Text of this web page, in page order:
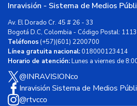
Inravisión - Sistema de Medios
Av. El Dorado Cr. 45 # 26 - 33
Bogotá D.C, Colombia - Código Postal:
Teléfonos(+57)(601) 2200700
Línea gratuita nacional:018000123414
Horario de atención:Lunes a viernes de
@INRAVISIONco
Inravisión Sistema de Medios
@rtvcco